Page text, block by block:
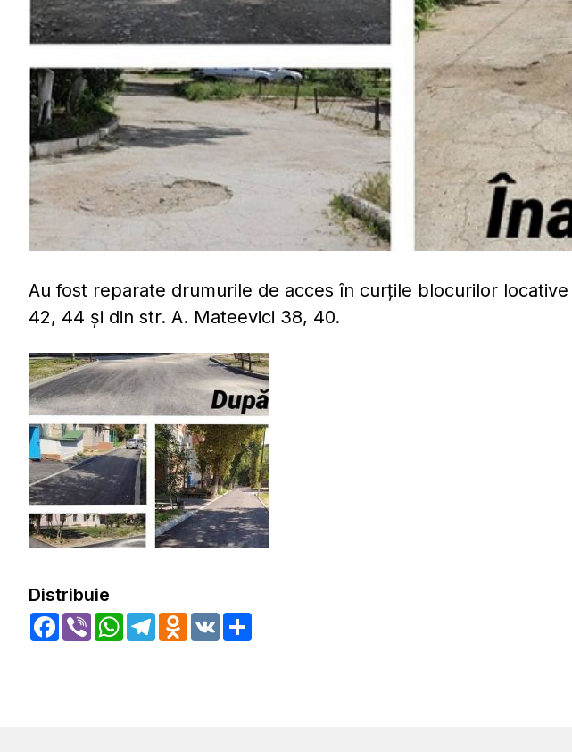
Au fost reparate drumurile de acces în curțile blocurilor
42, 44 și din str. A. Mateevici 38, 40.
Distribuie
Facebook
Viber WhatsApp
TelegramOdnoklassniki
VK